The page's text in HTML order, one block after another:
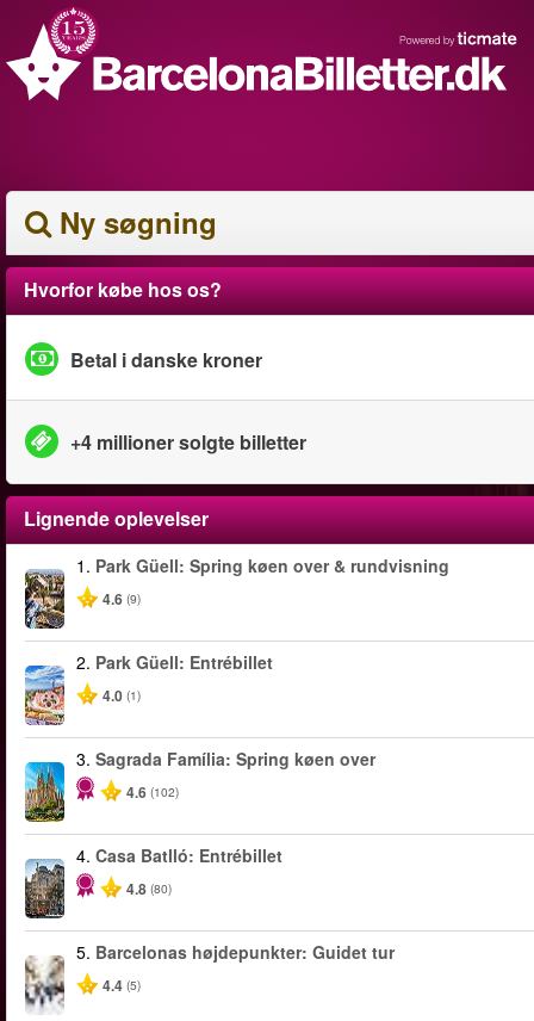
Ny søgning
Hvorfor købe hos os?
Betal i danske kroner
+4 millioner solgte billetter
Lignende oplevelser
1. Park Güell: Spring køen over & rundvisning
4.6 (9)
2. Park Güell: Entrébillet
4.0 (1)
3. Sagrada Família: Spring køen over
4.6 (102)
4. Casa Batlló: Entrébillet
4.8 (80)
5. Barcelonas højdepunkter: Guidet tur
4.4 (5)